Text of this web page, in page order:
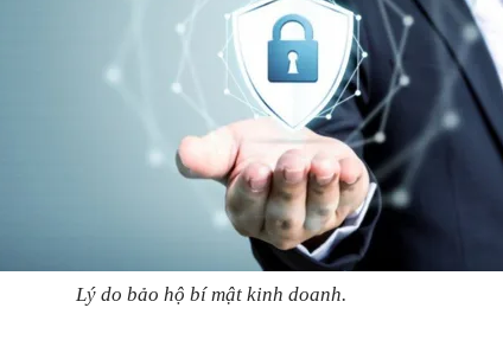
Lý do bảo hộ bí mật kinh doanh.